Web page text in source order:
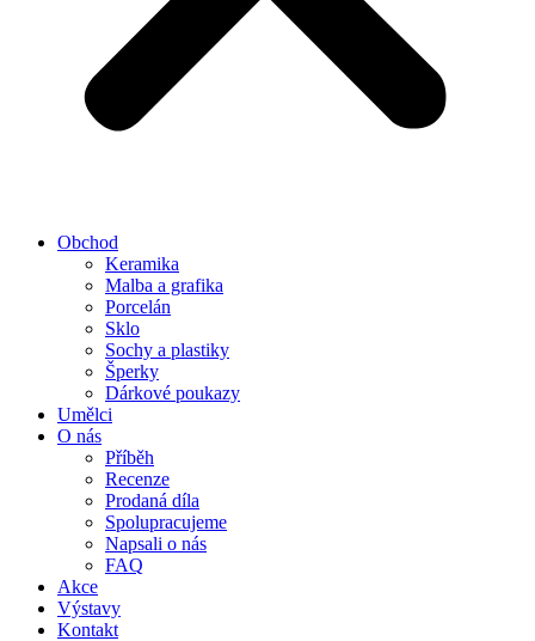
Obchod
Keramika
Malba a grafika
Porcelán
Sklo
Sochy a plastiky
Šperky
Dárkové poukazy
Umělci
O nás
Příběh
Recenze
Prodaná díla
Spolupracujeme
Napsali o nás
FAQ
Akce
Výstavy
Kontakt